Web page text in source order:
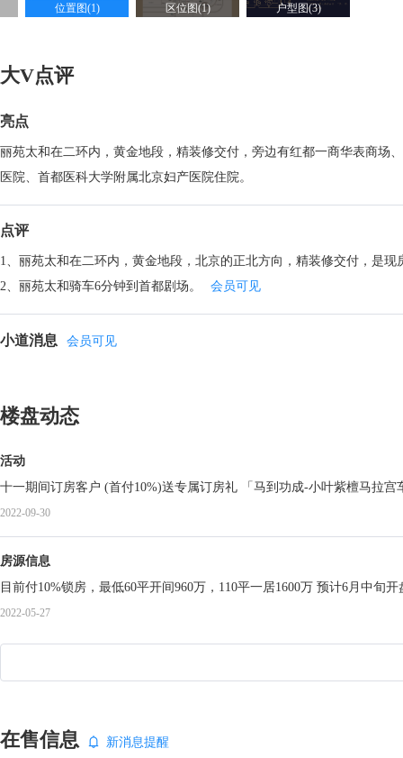
位置图(1) 区位图(1) 户型图(3)
大V点评
亮点
丽苑太和在二环内，黄金地段，精装修交付，旁边有红都一商华表商场
医院、首都医科大学附属北京妇产医院住院。
点评
1、丽苑太和在二环内，黄金地段，北京的正北方向，精装修交付，是现
2、丽苑太和骑车6分钟到首都剧场。
会员可见
小道消息 会员可见
楼盘动态
活动
十一期间订房客户 (首付10%)送专属
2022-09-30
房源信息
目前付10%锁房，最低60平开间960万，110平一居1600万 预计6月中旬开
2022-05-27
在售信息 新消息提醒